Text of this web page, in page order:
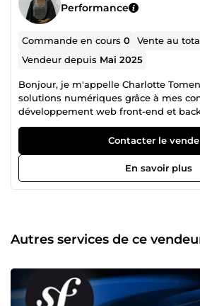
Performance
Commande en cours0 Vente au
Vendeur depuis Mai 2025
Bonjour, je m'appelle Charlotte Tomenou . J’apporte des
solutions numériques grâce à mes
développement web front-end et
développeuse web depuis 2020.
informatique et certifiée par
des technologies telles que : HTML5,
JavaScript, PHP, Symfony et MySQL
bases de données. En 2021, j’ai
mes compétences ici sur ComeUp,
l'identité numérique de votre
web de A à Z Le développement et le
projets web dynamiques L
personnalisé tout au long du processus Veillez
Contacter le
En savoir plus
Autres services de ce